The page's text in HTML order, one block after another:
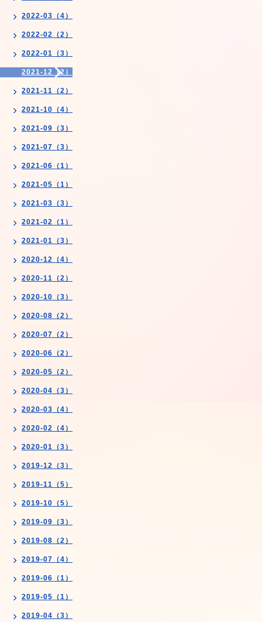
2022-03（4）
2022-02（2）
2022-01（3）
2021-12（2）
2021-11（2）
2021-10（4）
2021-09（3）
2021-07（3）
2021-06（1）
2021-05（1）
2021-03（3）
2021-02（1）
2021-01（3）
2020-12（4）
2020-11（2）
2020-10（3）
2020-08（2）
2020-07（2）
2020-06（2）
2020-05（2）
2020-04（3）
2020-03（4）
2020-02（4）
2020-01（3）
2019-12（3）
2019-11（5）
2019-10（5）
2019-09（3）
2019-08（2）
2019-07（4）
2019-06（1）
2019-05（1）
2019-04（3）